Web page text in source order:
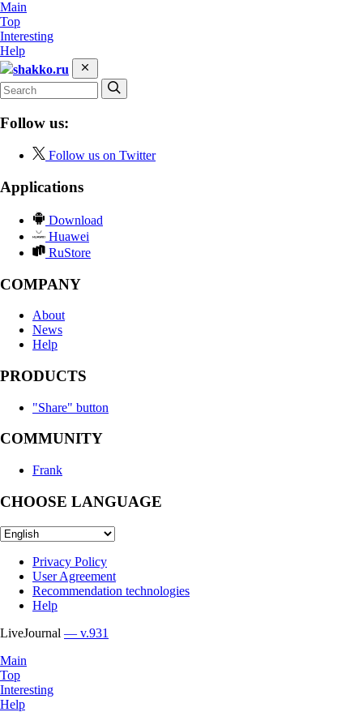
Main
Top
Interesting
Help
shakko.ru
Follow us:
Follow us on Twitter
Applications
Download
Huawei
RuStore
COMPANY
About
News
Help
PRODUCTS
"Share" button
COMMUNITY
Frank
CHOOSE LANGUAGE
Privacy Policy
User Agreement
Recommendation technologies
Help
LiveJournal — v.931
Main
Top
Interesting
Help